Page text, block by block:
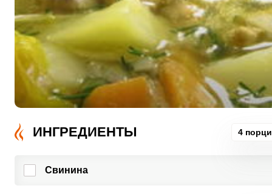
ИНГРЕДИЕНТЫ 4
Свинина